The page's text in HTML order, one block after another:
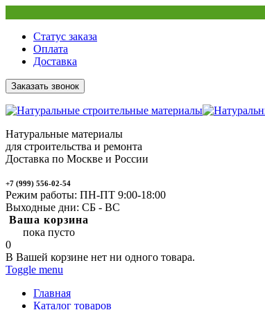
Статус заказа
Оплата
Доставка
Заказать звонок
Натуральные материалы
для строительства и ремонта
Доставка по Москве и России
+7 (999) 556-02-54
Режим работы: ПН-ПТ 9:00-18:00
Выходные дни: СБ - ВС
Ваша корзина
пока пусто
0
В Вашей корзине нет ни одного товара.
Toggle menu
Главная
Каталог товаров